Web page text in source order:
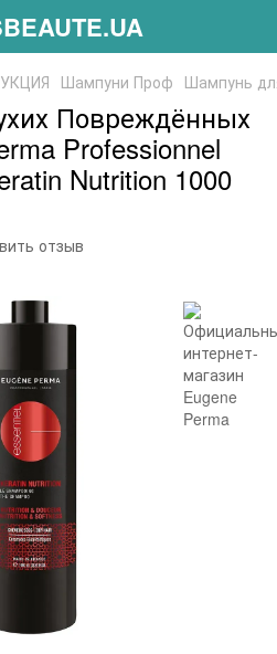
Шампуни Проф Шампунь
Повреждённых
Professionnel
Nutrition 1000
отзыв